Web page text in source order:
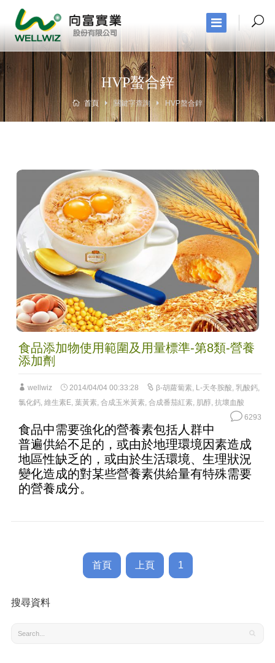
HVP螯合鋅
首頁 關鍵字查詢 HVP螯合鋅
食品添加物使用範圍及用量標準-第8類-營養
添加劑
wellwiz 2014/04/04 00:33:28 β-胡蘿蔔素, L-天冬胺酸, 乳酸鈣,
氯化鈣, 維生素E, 葉黃素, 合成玉米黃素, 合成番茄紅素, 肌醇, 抗壞血酸
6293
食品中需要強化的營養素包括人群中
普遍供給不足的，或由於地理環境因素造成
地區性缺乏的，或由於生活環境、生理狀況
變化造成的對某些營養素供給量有特殊需要
的營養成分。
首頁 上頁 1
搜尋資料